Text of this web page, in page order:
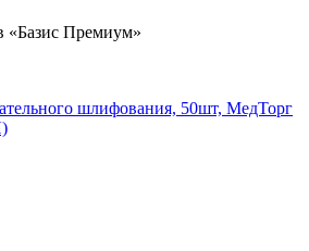
«Базис Премиум»
шлифования, 50шт, МедТорг